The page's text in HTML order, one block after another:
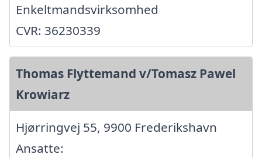
Enkeltmandsvirksomhed
CVR: 36230339
Thomas Flyttemand v/Tomasz Pawel
Krowiarz
Hjørringvej 55, 9900 Frederikshavn
Ansatte: